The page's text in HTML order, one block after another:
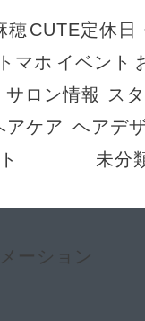
穂CUTE定休日
マホ イベント
サロン情報
ス
アケア ヘアデ
未分
ーション